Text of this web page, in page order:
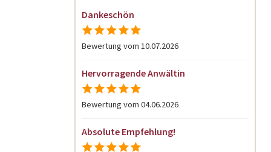
Dankeschön
Bewertung vom 10.07.2026
Hervorragende Anwältin
Bewertung vom 04.06.2026
Absolute Empfehlung!